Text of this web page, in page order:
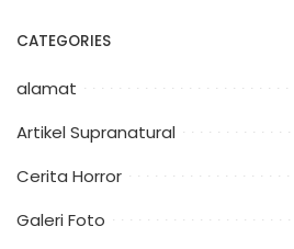
CATEGORIES
alamat
Artikel Supranatural
Cerita Horror
Galeri Foto